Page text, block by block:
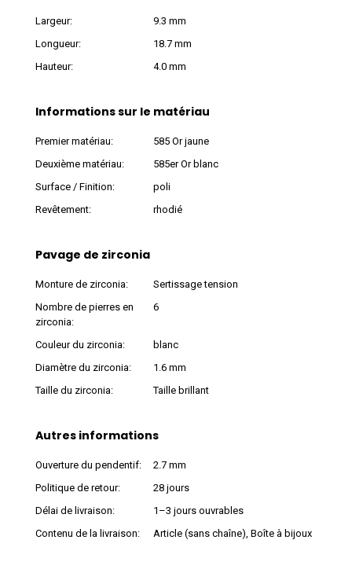
Largeur:
9.3 mm
Longueur:
18.7 mm
Hauteur:
4.0 mm
Informations sur le matériau
Premier matériau:
585 Or jaune
Deuxième matériau:
585er Or blanc
Surface / Finition:
poli
Revêtement:
rhodié
Pavage de zirconia
Monture de zirconia:
Sertissage tension
Nombre de pierres en
zirconia:
6
Couleur du zirconia:
blanc
Diamètre du zirconia:
1.6 mm
Taille du zirconia:
Taille brillant
Autres informations
Ouverture du pendentif:
2.7 mm
Politique de retour:
28 jours
Délai de livraison:
1–3 jours ouvrables
Contenu de la livraison:
Article (sans chaîne), Boîte à bijoux